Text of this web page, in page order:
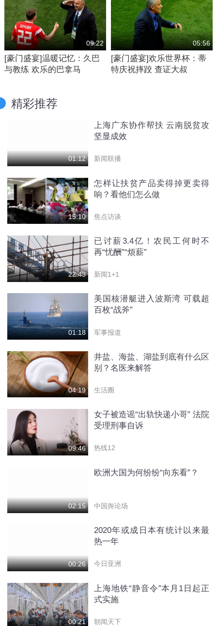
09:22
[豪门盛宴]温暖记忆：久巴
与教练 欢乐的巴拿马
05:56
[豪门盛宴]欢乐世界杯：蒂
特庆祝摔跤 查证大叔
精彩推荐
01:12
上海广东协作帮扶 云南脱贫攻
坚显成效
新闻联播
15:10
怎样让扶贫产品卖得掉更卖得
响？看他们怎么做
焦点访谈
22:43
已讨薪3.4亿！农民工何时不
再“忧酬”“烦薪”
新闻1+1
01:18
美国核潜艇进入波斯湾 可载超
百枚“战斧”
军事报道
04:19
井盐、海盐、湖盐到底有什么区
别？名医来解答
生活圈
09:46
女子被造谣“出轨快递小哥” 法院
受理刑事自诉
热线12
02:15
欧洲大国为何纷纷“向东看”？
中国舆论场
00:26
2020年或成日本有统计以来最
热一年
今日亚洲
00:21
上海地铁“静音令”本月1日起正
式实施
朝闻天下